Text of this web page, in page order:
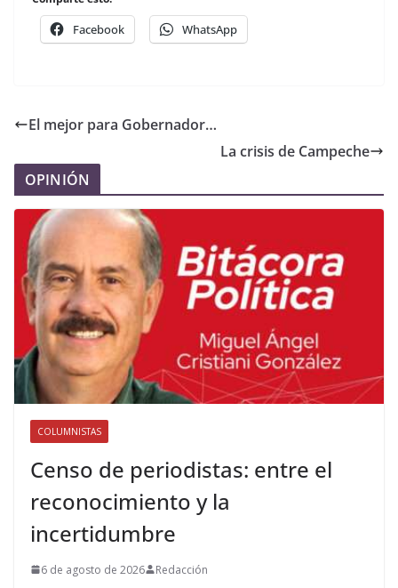
Facebook WhatsApp
El mejor para Gobernador…
La crisis de Campeche
OPINIÓN
COLUMNISTAS
Censo de periodistas: entre el
reconocimiento y la
incertidumbre
6 de agosto de 2026 Redacción